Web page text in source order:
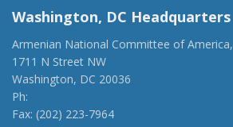
Washington, DC Headquarters
Armenian National Committee of America,
1711 N Street NW
Washington, DC 20036
Ph:
Fax: (202) 223-7964